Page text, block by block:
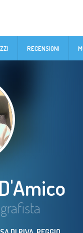
RECENSIONI
D'Amico